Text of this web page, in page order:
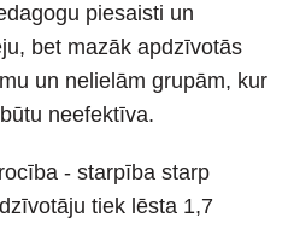
piesaisti un
bet mazāk apdzīvotās
un nelielām grupām, kur
neefektīva.
- starpība starp
tiek lēsta 1,7